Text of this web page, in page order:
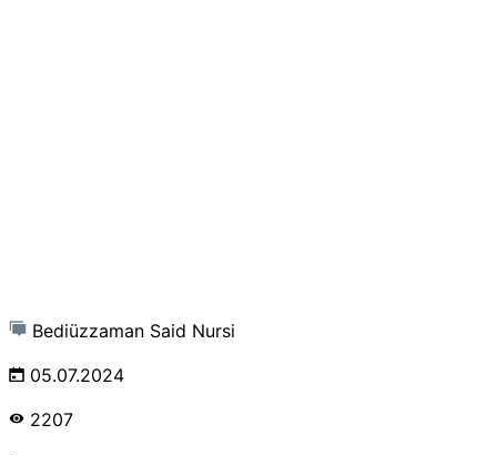
Bediüzzaman Said Nursi
05.07.2024
2207